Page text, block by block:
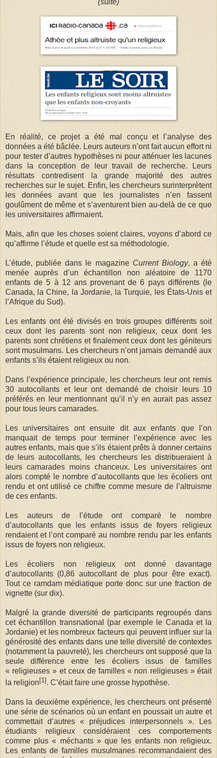
En réalité, ce projet a été mal conçu et l’analyse des
données a été bâclée. Leurs auteurs n’ont fait aucun effort ni
pour tester d’autres hypothèses ni pour atténuer les lacunes
dans la conception de leur travail de recherche. Leurs
résultats contredisent la grande majorité des autres
recherches sur le sujet. Enfin, les chercheurs surinterprètent
les données avant que les journalistes n’en fassent
goulûment de même et s’aventurent bien au-delà de ce que
les universitaires affirmaient.
Mais, afin que les choses soient claires, voyons d’abord ce
qu’affirme l’étude et quelle est sa méthodologie.
L’étude, publiée dans le magazine Current Biology, a été
menée auprès d’un échantillon non aléatoire de 1170
enfants de 5 à 12 ans provenant de 6 pays différents (le
Canada, la Chine, la Jordanie, la Turquie, les États-Unis et
l’Afrique du Sud).
Les enfants ont été divisés en trois groupes différents soit
ceux dont les parents sont non religieux, ceux dont les
parents sont chrétiens et finalement ceux dont les géniteurs
sont musulmans. Les chercheurs n’ont jamais demandé aux
enfants s’ils étaient religieux ou non.
Dans l’expérience principale, les chercheurs leur ont remis
30 autocollants et leur ont demandé de choisir leurs 10
préférés en leur mentionnant qu’il n’y en aurait pas assez
pour tous leurs camarades.
Les universitaires ont ensuite dit aux enfants que l’on
manquait de temps pour terminer l’expérience avec les
autres enfants, mais que s’ils étaient prêts à donner certains
de leurs autocollants, les chercheurs les distribueraient à
leurs camarades moins chanceux. Les universitaires ont
alors compté le nombre d’autocollants que les écoliers ont
rendu et ont utilisé ce chiffre comme mesure de l’altruisme
de ces enfants.
Les auteurs de l’étude ont comparé le nombre
d’autocollants que les enfants issus de foyers religieux
rendaient et l’ont comparé au nombre rendu par les enfants
issus de foyers non religieux.
Les écoliers non religieux ont donné davantage
d’autocollants (0,86 autocollant de plus pour être exact).
Tout ce ramdam médiatique porte donc sur une fraction de
vignette (sur dix).
Malgré la grande diversité de participants regroupés dans
cet échantillon transnational (par exemple le Canada et la
Jordanie) et les nombreux facteurs qui peuvent influer sur la
générosité des enfants dans une telle diversité de contextes
(notamment la pauvreté), les chercheurs ont supposé que la
seule différence entre les écoliers issus de familles
« religieuses » et ceux de familles « non religieuses » était
la religion [1] . C’était faire une grosse hypothèse.
Dans la deuxième expérience, les chercheurs ont présenté
une série de scénarios où un enfant en poussait un autre et
commettait d’autres « préjudices interpersonnels ». Les
étudiants religieux considéraient ces comportements
comme plus « méchants » que les enfants non religieux.
Les enfants de familles musulmanes recommandaient des